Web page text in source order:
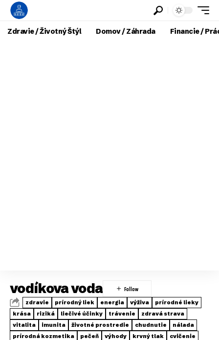
Zdravie / Životný Štýl Domov / Záhrada Financie /
vodíkova voda
zdravie prírodný liek energia výživa
prírodné lieky
krása
riziká liečivé účinky trávenie
zdravá strava
vitalita
imunita životné prostredie chudnutie
nálada
prírodná kozmetika
pečeň výhody krvný tlak cvičenie